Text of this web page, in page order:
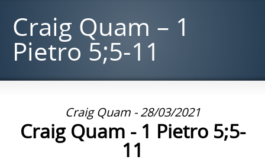
Craig Quam – 1
Pietro 5;5-11
Craig Quam - 28/03/2021
Craig Quam - 1 Pietro 5;5-
11